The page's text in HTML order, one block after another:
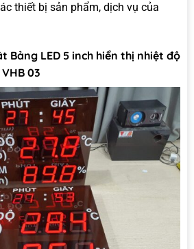
thiết bị sản phẩm, dịch vụ của
Bảng LED 5 inch hiển thị nhiệt độ
03